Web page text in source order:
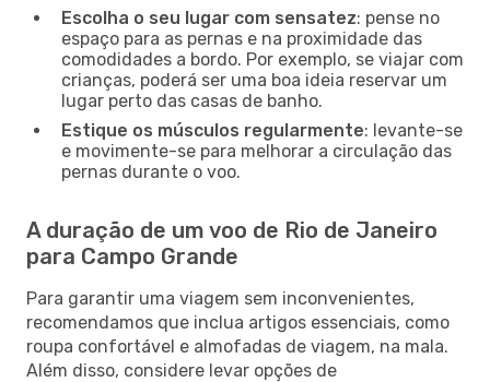
Escolha o seu lugar com sensatez: pense no
espaço para as pernas e na proximidade das
comodidades a bordo. Por exemplo, se viajar com
crianças, poderá ser uma boa ideia reservar um
lugar perto das casas de banho.
Estique os músculos regularmente: levante-se
e movimente-se para melhorar a circulação das
pernas durante o voo.
A duração de um voo de Rio de Janeiro
para Campo Grande
Para garantir uma viagem sem inconvenientes,
recomendamos que inclua artigos essenciais, como
roupa confortável e almofadas de viagem, na mala.
Além disso, considere levar opções de